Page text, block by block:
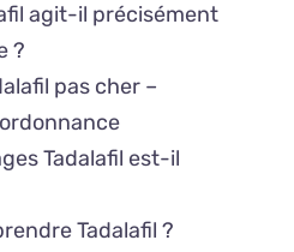
agit-il précisément
?
pas cher –
Tadalafil est-il
Tadalafil ?